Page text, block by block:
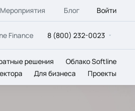
Мероприятия Блог Войти
Finance 8 (800) 232-0023
решения
Облако Softline
Для бизнеса Проекты